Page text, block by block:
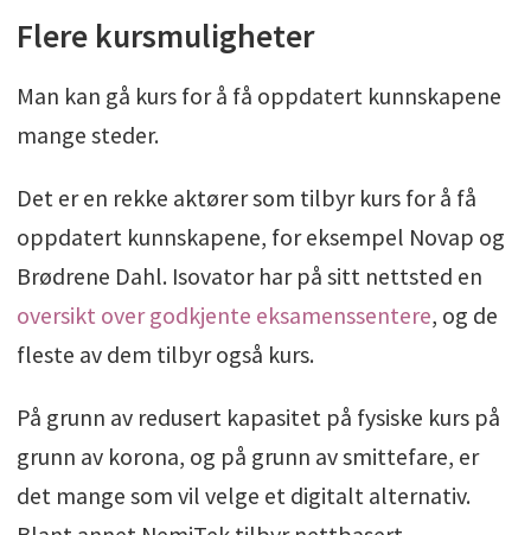
Flere kursmuligheter
Man kan gå kurs for å få oppdatert kunnskapene
mange steder.
Det er en rekke aktører som tilbyr kurs for å få
oppdatert kunnskapene, for eksempel Novap og
Brødrene Dahl. Isovator har på sitt nettsted en
oversikt over godkjente eksamenssentere, og de
fleste av dem tilbyr også kurs.
På grunn av redusert kapasitet på fysiske kurs på
grunn av korona, og på grunn av smittefare, er
det mange som vil velge et digitalt alternativ.